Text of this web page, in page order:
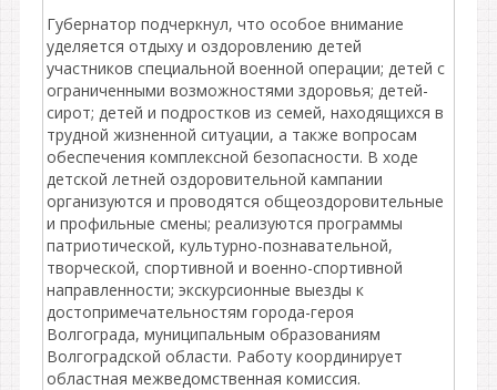
Губернатор подчеркнул, что особое внимание
уделяется отдыху и оздоровлению детей
участников специальной военной операции; детей с
ограниченными возможностями здоровья; детей-
сирот; детей и подростков из семей, находящихся в
трудной жизненной ситуации, а также вопросам
обеспечения комплексной безопасности. В ходе
детской летней оздоровительной кампании
организуются и проводятся общеоздоровительные
и профильные смены; реализуются программы
патриотической, культурно-познавательной,
творческой, спортивной и военно-спортивной
направленности; экскурсионные выезды к
достопримечательностям города-героя
Волгограда, муниципальным образованиям
Волгоградской области. Работу координирует
областная межведомственная комиссия.